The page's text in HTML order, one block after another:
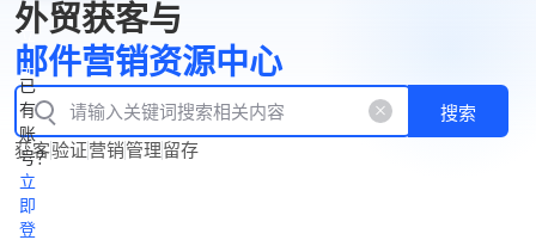
页
WhatsApp
企业号
New
产
品
功
能
产
品
价
格
资
源
中
立
即
注
册
已
有
账
号？
立
即
登
外贸获客与
邮件营销资源中心
搜索
获客验证营销管理留存